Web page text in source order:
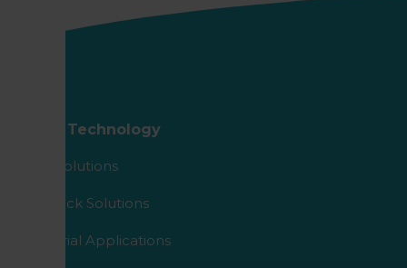
Roam Technology
Agro Solutions
Livestock Solutions
Industrial Applications